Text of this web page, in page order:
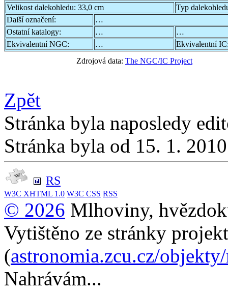
Velikost dalekohledu: 33,0 cm
Typ
Další označení:
…
Ostatní katalogy:
…
…
Ekvivalentní NGC:
…
Ekvivalentní
Zdrojová data: The NGC/IC Project
Zpět
Stránka byla naposledy
Stránka byla od 15. 1.
RS
W3C XHTML 1.0 W3C CSS RSS
© 2026 Mlhoviny,
Vytištěno ze stránky
(astronomia.zcu.cz/
Nahrávám...